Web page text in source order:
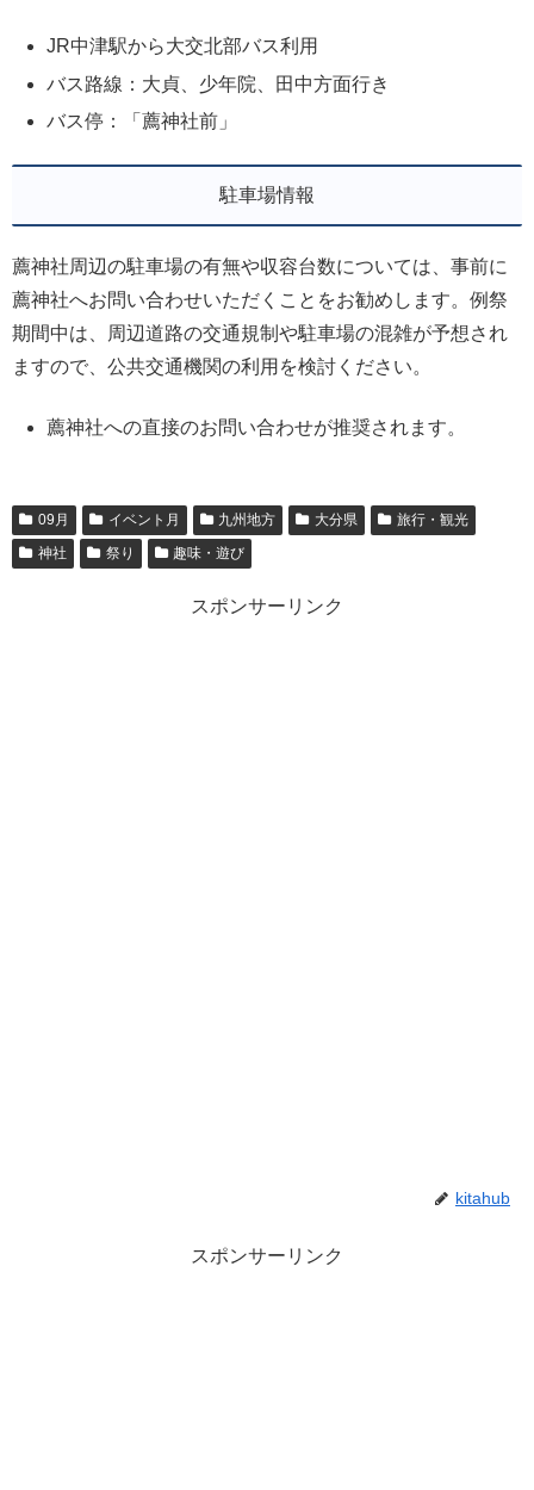
JR中津駅から大交北部バス利用
バス路線：大貞、少年院、田中方面行き
バス停：「薦神社前」
駐車場情報
薦神社周辺の駐車場の有無や収容台数については、事前に
薦神社へお問い合わせいただくことをお勧めします。例祭
期間中は、周辺道路の交通規制や駐車場の混雑が予想され
ますので、公共交通機関の利用を検討ください。
薦神社への直接のお問い合わせが推奨されます。
09月 イベント月 九州地方 大分県
旅行・観光
神社
祭り 趣味・遊び
スポンサーリンク
kitahub
スポンサーリンク